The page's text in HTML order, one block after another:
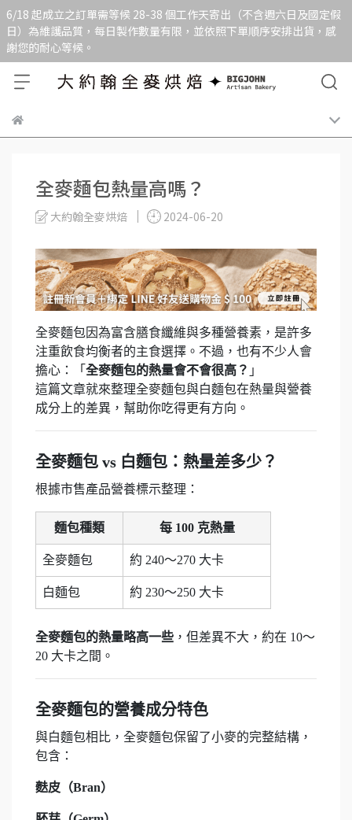
6/18 起成立之訂單需等候 28-38 個工作天寄出（不含週六日及國定假
日）為維護品質，每日製作數量有限，並依照下單順序安排出貨，感
謝您的耐心等候。
全麥麵包熱量高嗎？
大約翰全麥烘焙 2024-06-20
全麥麵包因為富含膳食纖維與多種營養素，是許多
注重飲食均衡者的主食選擇。不過，也有不少人會
擔心：「 全麥麵包的熱量會不會很高？ 」
這篇文章就來整理全麥麵包與白麵包在熱量與營養
成分上的差異，幫助你吃得更有方向。
全麥麵包 vs 白麵包：熱量差多少？
根據市售產品營養標示整理：
麵包種類 每 100 克熱量
全麥麵包 約 240～270 大卡
白麵包 約 230～250 大卡
全麥麵包的熱量略高一些 ，但差異不大，約在 10～
20 大卡之間。
全麥麵包的營養成分特色
與白麵包相比，全麥麵包保留了小麥的完整結構，
包含：
麩皮（Bran）